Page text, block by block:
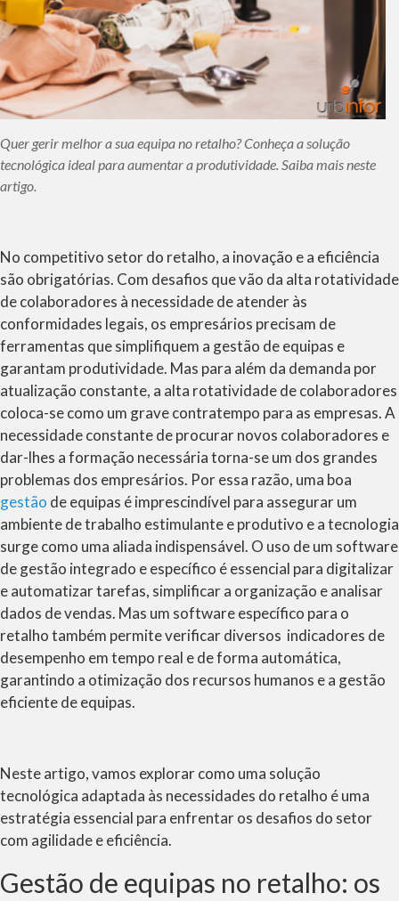
Quer gerir melhor a sua equipa no retalho? Conheça a solução
tecnológica ideal para aumentar a produtividade. Saiba mais neste
artigo.
No competitivo setor do retalho, a inovação e a eficiência
são obrigatórias. Com desafios que vão da alta rotatividade
de colaboradores à necessidade de atender às
conformidades legais, os empresários precisam de
ferramentas que simplifiquem a gestão de equipas e
garantam produtividade. Mas para além da demanda por
atualização constante, a alta rotatividade de colaboradores
coloca-se como um grave contratempo para as empresas. A
necessidade constante de procurar novos colaboradores e
dar-lhes a formação necessária torna-se um dos grandes
problemas dos empresários. Por essa razão, uma boa
gestão de equipas é imprescindível para assegurar um
ambiente de trabalho estimulante e produtivo e a tecnologia
surge como uma aliada indispensável. O uso de um software
de gestão integrado e específico é essencial para digitalizar
e automatizar tarefas, simplificar a organização e analisar
dados de vendas. Mas um software específico para o
retalho também permite verificar diversos indicadores de
desempenho em tempo real e de forma automática,
garantindo a otimização dos recursos humanos e a gestão
eficiente de equipas.
Neste artigo, vamos explorar como uma solução
tecnológica adaptada às necessidades do retalho é uma
estratégia essencial para enfrentar os desafios do setor
com agilidade e eficiência.
Gestão de equipas no retalho: os